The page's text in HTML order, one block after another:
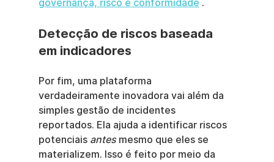
governança, risco e conformidade .
Detecção de riscos baseada
em indicadores
Por fim, uma plataforma
verdadeiramente inovadora vai além da
simples gestão de incidentes
reportados. Ela ajuda a identificar riscos
potenciais antes mesmo que eles se
materializem. Isso é feito por meio da